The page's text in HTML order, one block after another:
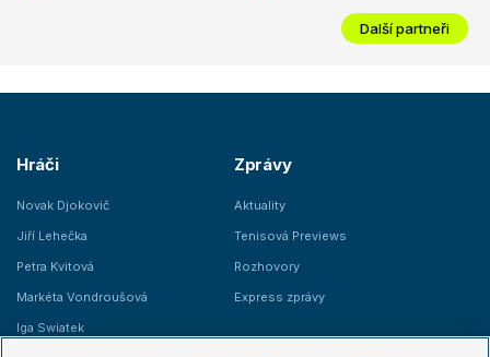
Další partneři
Hráči
Novak Djokovič
Jiří Lehečka
Petra Kvitová
Markéta Vondroušová
Iga Swiatek
Zprávy
Aktuality
Tenisová Previews
Rozhovory
Express zprávy